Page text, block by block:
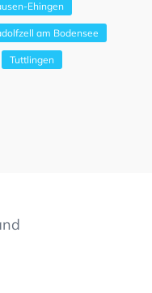
Ehingen
am Bodensee
Tuttlingen